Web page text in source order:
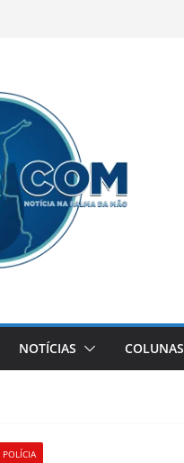
NOTÍCIAS COLUNAS
POLÍCIA